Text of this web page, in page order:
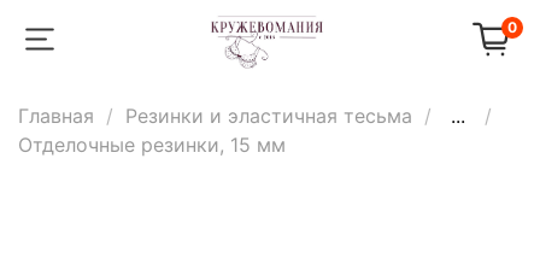
0
Главная Резинки и эластичная тесьма
...
Отделочные резинки, 15 мм